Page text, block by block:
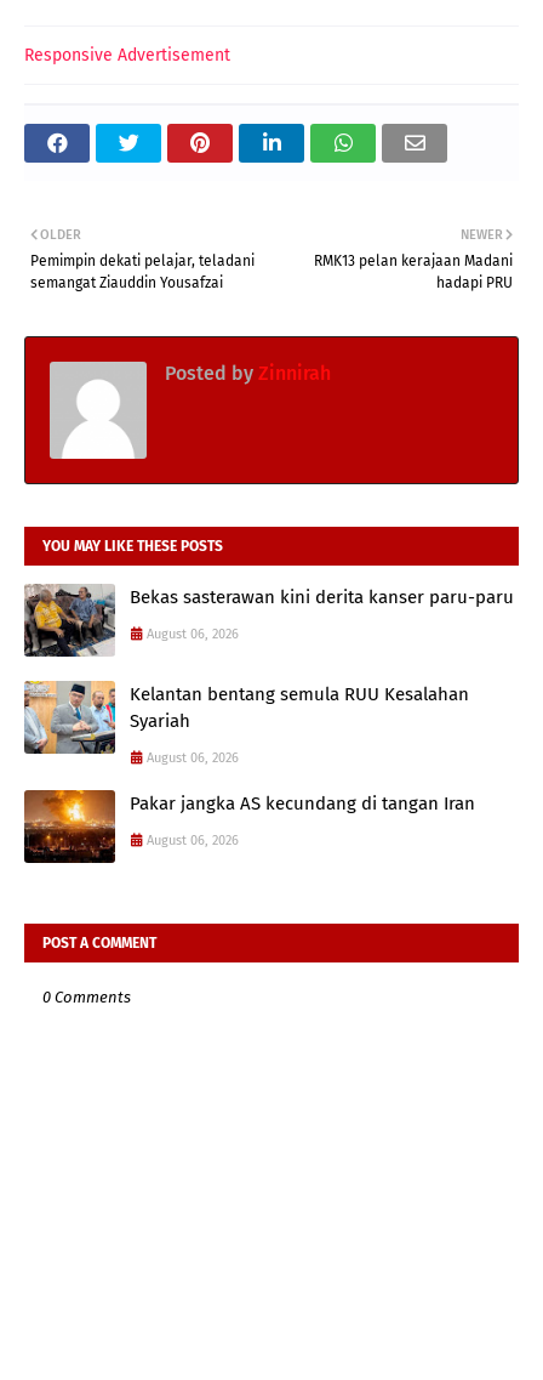
Responsive Advertisement
NEWER
RMK13 pelan kerajaan Madani
hadapi PRU
OLDER
Pemimpin dekati pelajar, teladani
semangat Ziauddin Yousafzai
Posted by Zinnirah
YOU MAY LIKE THESE POSTS
Bekas sasterawan kini derita kanser paru-paru
August 06, 2026
Kelantan bentang semula RUU Kesalahan
Syariah
August 06, 2026
Pakar jangka AS kecundang di tangan Iran
August 06, 2026
POST A COMMENT
0 Comments